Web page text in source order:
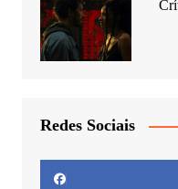
Redes Sociais